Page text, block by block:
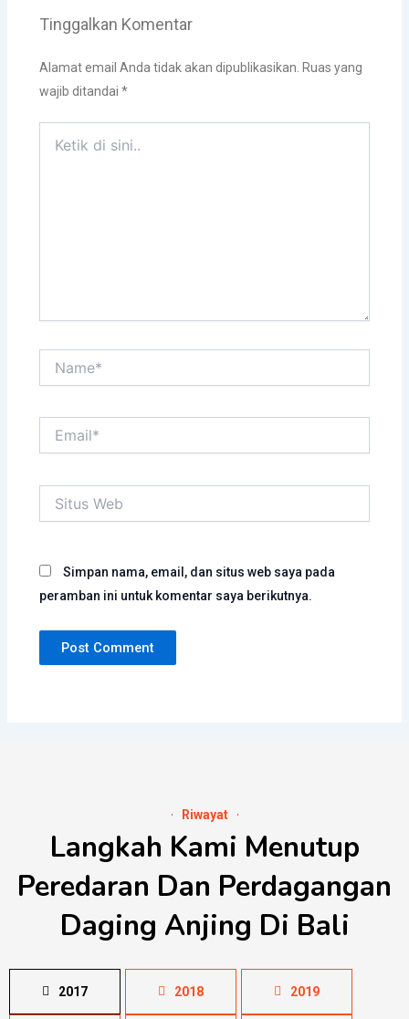
Tinggalkan Komentar
Alamat email Anda tidak akan dipublikasikan. Ruas yang
wajib ditandai *
Web
Simpan nama, email, dan situs web saya pada
peramban ini untuk komentar saya berikutnya.
Riwayat
Langkah Kami Menutup
Peredaran Dan Perdagangan
Daging Anjing Di Bali
2017 2018 2019